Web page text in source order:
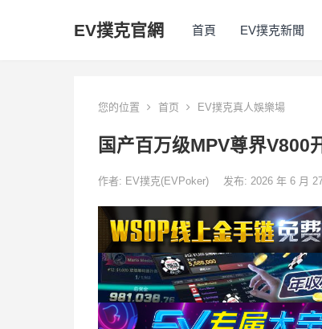
EV撲克官網 首頁 EV撲克新聞
您的位置 首页 EV撲克真人娛樂場
国产百万级MPV尊界V800
作者: EV撲克(EVPoker) 发布: 2026 年 6 月